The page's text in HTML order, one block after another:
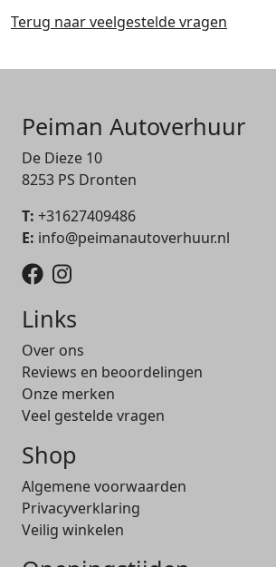
Terug naar veelgestelde vragen
Peiman Autoverhuur
De Dieze 10
8253 PS Dronten
T: +31627409486
E: info@peimanautoverhuur.nl
Links
Over ons
Reviews en beoordelingen
Onze merken
Veel gestelde vragen
Shop
Algemene voorwaarden
Privacyverklaring
Veilig winkelen